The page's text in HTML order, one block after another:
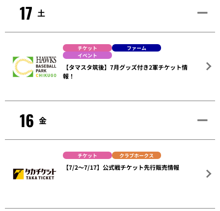
17 土
チケット
ファーム
イベント
【タマスタ筑後】7月グッズ付き2軍チケット情
報！
16 金
チケット クラブホークス
【7/2～7/17】公式戦チケット先行販売情報